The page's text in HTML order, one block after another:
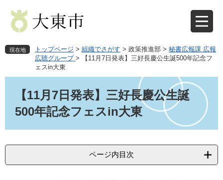
先
す
を
し
現在地 トップページ > 組織でさがす > 政策推進部 > 秘書広報課 広報
広聴グループ >
【11月7日発表】三好長慶公生誕500年記念フ
ェスin大東
【11月7日発表】三好長慶公生誕
500年記念フェスin大東
ページ内目次